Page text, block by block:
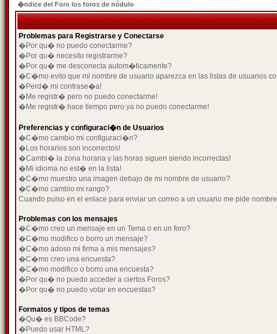
�ndice del Foro los foros de nódulo
Problemas para Registrarse y Conectarse
�Por qu� no puedo conectarme?
�Por qu� necesito registrarme?
�Por qu� me desconecta autom�ticamente?
�C�mo evito que mi nombre de usuario aparezca en las listas de usuarios
�Perd� mi contrase�a!
�Me registr� pero no puedo conectarme!
�Me registr� hace tiempo pero ya no puedo conectarme!
Preferencias y configuraci�n de Usuarios
�C�mo cambio mi configuraci�n?
�Los horarios son incorrectos!
�Cambi� la zona horaria y las horas siguen siendo incorrectas!
�Mi idioma no est� en la lista!
�C�mo muestro una imagen debajo de mi nombre de usuario?
�C�mo cambio mi rango?
Cuando pulso en el enlace para enviar un correo a un usuario me pide
Problemas con los mensajes
�C�mo creo un mensaje en un Tema o en un foro?
�C�mo modifico o borro un mensaje?
�C�mo adoso mi firma a mis mensajes?
�C�mo creo una encuesta?
�C�mo modifico o borro una encuesta?
�Por qu� no puedo acceder a ciertos Foros?
�Por qu� no puedo votar en encuestas?
Formatos y tipos de temas
�Qu� es BBCode?
�Puedo usar HTML?